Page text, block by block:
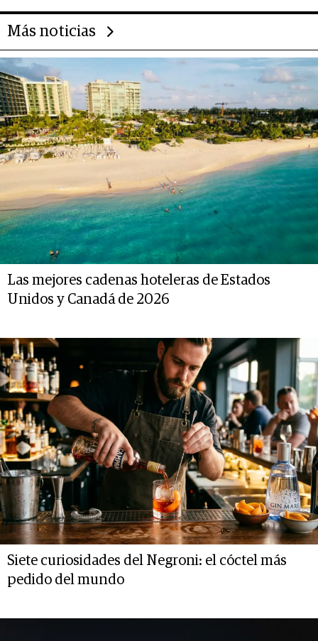
Más noticias
Las mejores cadenas hoteleras de Estados
Unidos y Canadá de 2026
Siete curiosidades del Negroni: el cóctel más
pedido del mundo